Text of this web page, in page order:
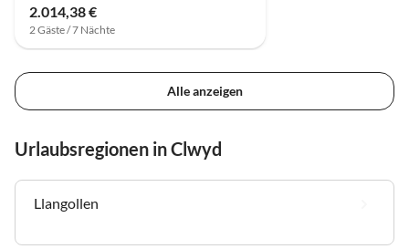
2.014,38 €
2 Gäste / 7 Nächte
Alle anzeigen
Urlaubsregionen in Clwyd
Llangollen